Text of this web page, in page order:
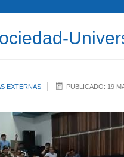
EXTERNAS PUBLICADO: 19